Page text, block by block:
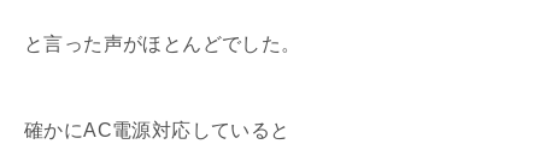
と言った声がほとんどでした。
確かにAC電源対応していると